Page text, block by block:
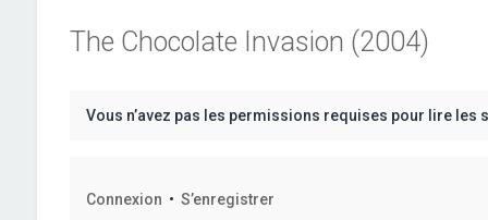
The Chocolate Invasion (2004)
Vous n’avez pas les permissions requises pour lire les
Connexion • S’enregistrer